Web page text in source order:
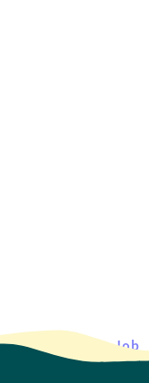
selvbetjeningJob